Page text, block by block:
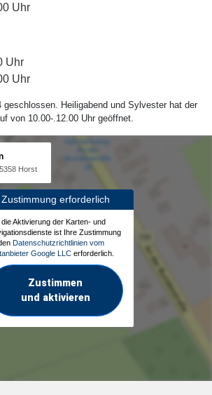
Uhr
Uhr
Uhr
Heiligabend und Sylvester hat der
von 10.00-.12.00 Uhr geöffnet.
Horst
Zustimmung erforderlich
Aktivierung der Karten- und
ist Ihre Zustimmung
Datenschutzrichtlinien vom
Google LLC erforderlich.
Zustimmen
und aktivieren